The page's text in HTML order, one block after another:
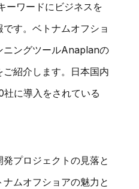
ーワードにビジネスを
す。ベトナムオフショ
ニングツールAnaplanの
紹介します。日本国内
に導入をされている
プロジェクトの見落と
ムオフショアの魅力と